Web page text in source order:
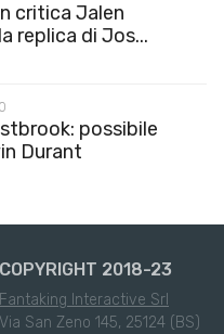
critica Jalen
replica di Jos...
possibile
Durant
COPYRIGHT 2018-23
Fantaking Interactive Srl
Via San Zeno 145, 25124 (BS)